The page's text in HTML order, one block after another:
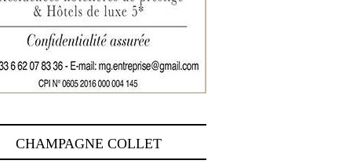
CHAMPAGNE COLLET